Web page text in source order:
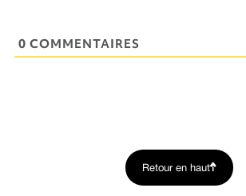
0 COMMENTAIRES
Retour en haut